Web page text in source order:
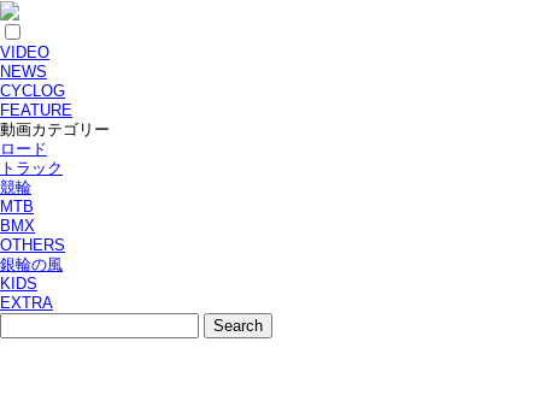
VIDEO
NEWS
CYCLOG
FEATURE
動画カテゴリー
ロード
トラック
競輪
MTB
BMX
OTHERS
銀輪の風
KIDS
EXTRA